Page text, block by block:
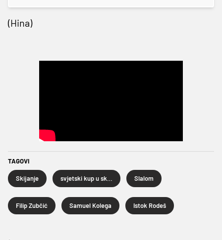
(Hina)
TAGOVI
Skijanje Slalom
Filip Zubčić Samuel Kolega Istok Rodeš